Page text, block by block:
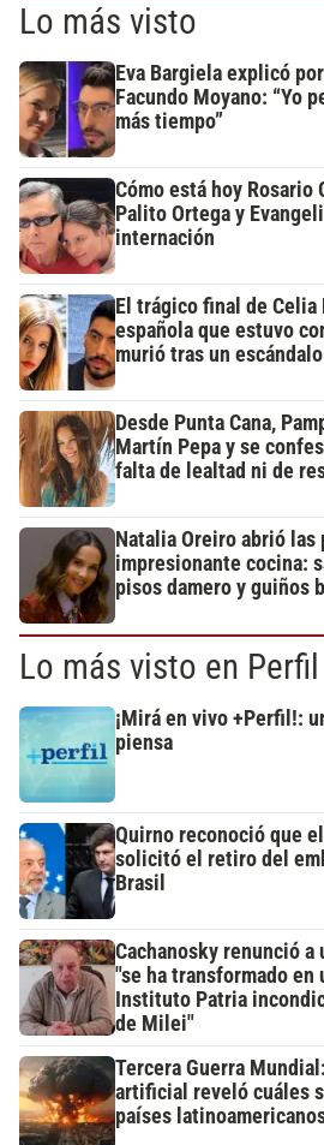
Lo más visto
Eva Bargiela explicó
Facundo Moyano: “Yo
más tiempo”
Cómo está hoy Rosario
Palito Ortega y
internación
El trágico final de Celia
española que estuvo
murió tras un escándalo
Desde Punta Cana,
Martín Pepa y se
falta de lealtad ni de
Natalia Oreiro abrió las
impresionante cocina:
pisos damero y guiños
Lo más visto en Perfil
¡Mirá en vivo +Perfil!:
piensa
Quirno reconoció que
solicitó el retiro del
Brasil
Cachanosky renunció a
"se ha transformado en
Instituto Patria
de Milei"
Tercera Guerra
artificial reveló cuáles
países